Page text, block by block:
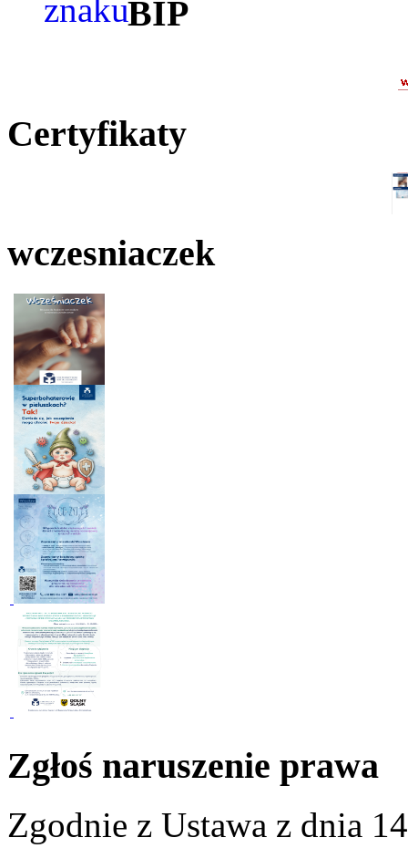
BIP
Certyfikaty
wczesniaczek
Zgłoś naruszenie prawa
Zgodnie z Ustawa z dnia